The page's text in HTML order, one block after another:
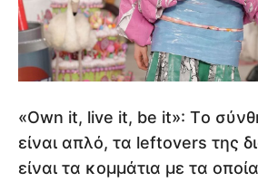
«Own it, live it, be it»: Tο
είναι απλό, τα leftovers της
είναι τα κομμάτια με τα